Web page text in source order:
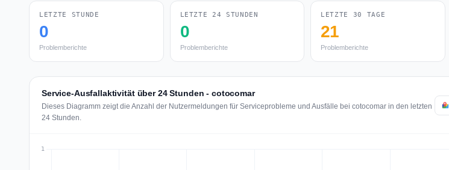
LETZTE STUNDE
0
Problemberichte
LETZTE 24 STUNDEN
0
Problemberichte
LETZTE 30 TAGE
21
Problemberichte
Service-Ausfallaktivität über 24 Stunden - cotocomar
Dieses Diagramm zeigt die Anzahl der Nutzermeldungen für Serviceprobleme und Ausfälle bei cotocomar in den letzten
24 Stunden.